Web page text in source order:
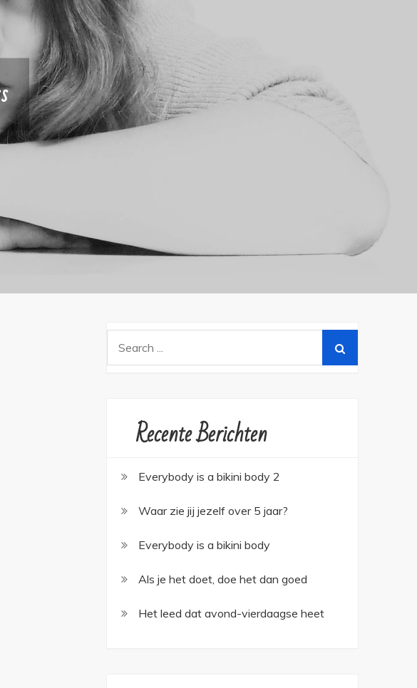
Recente Berichten
Everybody is a bikini body 2
Waar zie jij jezelf over 5 jaar?
Everybody is a bikini body
Als je het doet, doe het dan goed
Het leed dat avond-vierdaagse heet